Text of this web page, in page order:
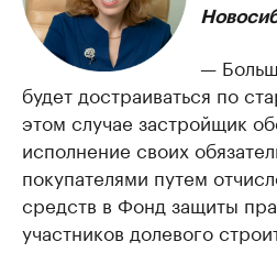
—
будет достраиваться по
этом случае застройщик
исполнение своих
покупателями путем
средств в Фонд защиты
участников долевого